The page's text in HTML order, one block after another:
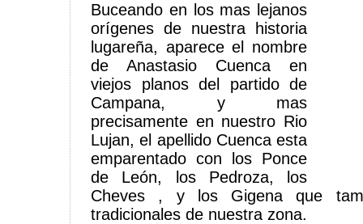
Buceando en los mas lejanos
orígenes de nuestra historia
lugareña, aparece el nombre
de Anastasio Cuenca en
viejos planos del partido de
Campana, y mas
precisamente en nuestro Rio
Lujan, el apellido Cuenca esta
emparentado con los Ponce
de León, los Pedroza, los
Cheves , y los Gigena que
tradicionales de nuestra zona.